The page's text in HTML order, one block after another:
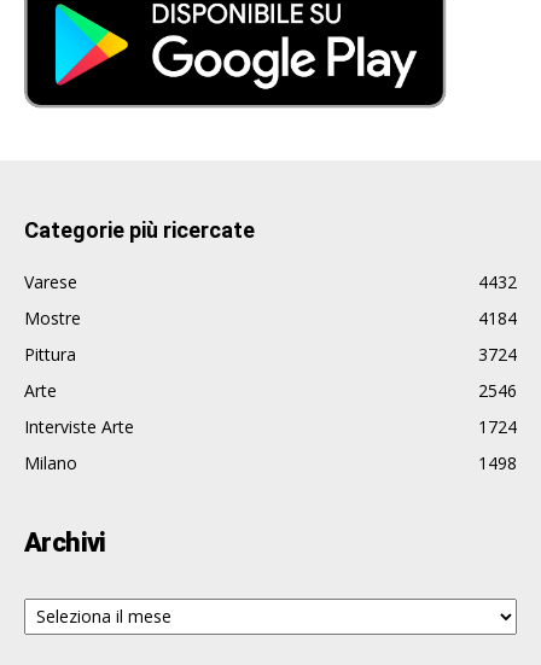
Categorie più ricercate
Varese
4432
Mostre
4184
Pittura
3724
Arte
2546
Interviste Arte
1724
Milano
1498
Archivi
Archivi